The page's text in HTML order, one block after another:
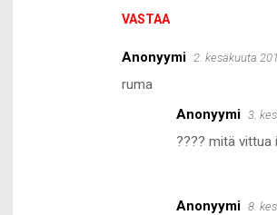
VASTAA
Anonyymi 2. kesäkuuta
ruma
Anonyymi 3.
???? mitä vittua
Anonyymi 8.